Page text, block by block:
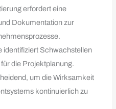
erfordert eine
Dokumentation zur
identifiziert Schwachstellen
die Projektplanung.
um die Wirksamkeit
kontinuierlich zu